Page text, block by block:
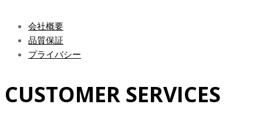
会社概要
品質保証
プライバシー
CUSTOMER SERVICES